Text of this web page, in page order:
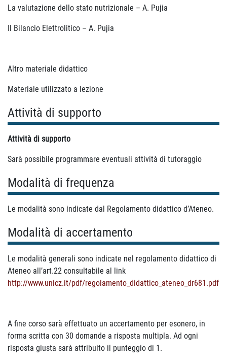
La valutazione dello stato nutrizionale – A. Pujia
Il Bilancio Elettrolitico – A. Pujia
Altro materiale didattico
Materiale utilizzato a lezione
Attività di supporto
Attività di supporto
Sarà possibile programmare eventuali attività di tutoraggio
Modalità di frequenza
Le modalità sono indicate dal Regolamento didattico d’Ateneo.
Modalità di accertamento
Le modalità generali sono indicate nel regolamento didattico di
Ateneo all’art.22 consultabile al link
http://www.unicz.it/pdf/regolamento_didattico_ateneo_dr681.pdf
A fine corso sarà effettuato un accertamento per esonero, in
forma scritta con 30 domande a risposta multipla. Ad ogni
risposta giusta sarà attribuito il punteggio di 1.